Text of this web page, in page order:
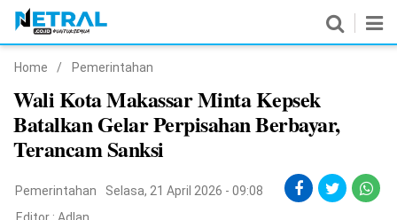
Nasional
Pemerintahan
Home / Pemerintahan
Wali Kota Makassar Minta Kepsek
Batalkan Gelar Perpisahan Berbayar,
Terancam Sanksi
Pemerintahan
Selasa, 21 April 2026 - 09:08